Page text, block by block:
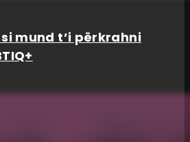
mund t’i përkrahni